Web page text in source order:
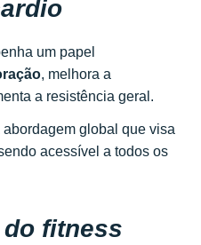
um papel
, melhora a
a resistência geral.
global que visa
acessível a todos os
fitness